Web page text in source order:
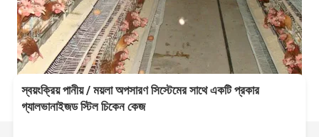
স্বয়ংক্রিয় পানীয় / ময়লা অপসারণ সিস্টেমের সাথে একটি প্রকার
গ্যালভানাইজড স্টিল চিকেন কেজ